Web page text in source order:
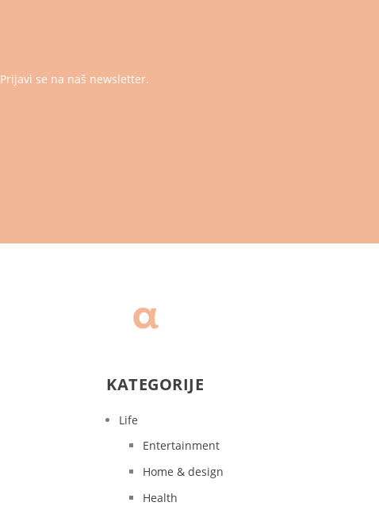
Prijavi se na naš newsletter.
KATEGORIJE
Life
Entertainment
Home & design
Health